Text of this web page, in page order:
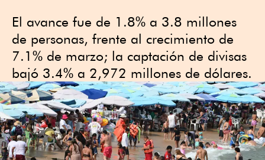
El avance fue de 1.8% a 3.8 millones
de personas, frente al crecimiento de
7.1% de marzo; la captación de divisas
bajó 3.4% a 2,972 millones de dólares.